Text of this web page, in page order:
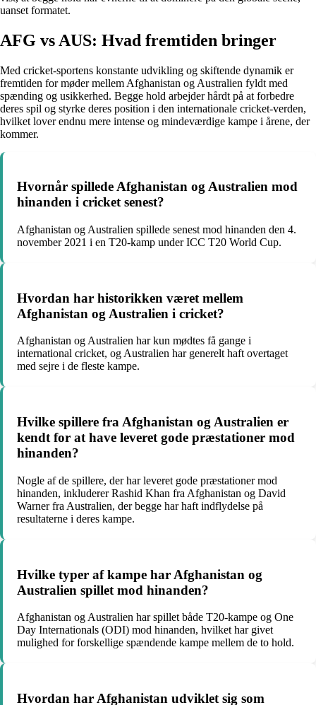
uanset formatet.
AFG vs AUS: Hvad fremtiden bringer
Med cricket-sportens konstante udvikling og skiftende dynamik er
fremtiden for møder mellem Afghanistan og Australien fyldt med
spænding og usikkerhed. Begge hold arbejder hårdt på at forbedre
deres spil og styrke deres position i den internationale cricket-verden,
hvilket lover endnu mere intense og mindeværdige kampe i årene, der
kommer.
Hvornår spillede Afghanistan og Australien mod
hinanden i cricket senest?
Afghanistan og Australien spillede senest mod hinanden den 4.
november 2021 i en T20-kamp under ICC T20 World Cup.
Hvordan har historikken været mellem
Afghanistan og Australien i cricket?
Afghanistan og Australien har kun mødtes få gange i
international cricket, og Australien har generelt haft overtaget
med sejre i de fleste kampe.
Hvilke spillere fra Afghanistan og Australien er
kendt for at have leveret gode præstationer mod
hinanden?
Nogle af de spillere, der har leveret gode præstationer mod
hinanden, inkluderer Rashid Khan fra Afghanistan og David
Warner fra Australien, der begge har haft indflydelse på
resultaterne i deres kampe.
Hvilke typer af kampe har Afghanistan og
Australien spillet mod hinanden?
Afghanistan og Australien har spillet både T20-kampe og One
Day Internationals (ODI) mod hinanden, hvilket har givet
mulighed for forskellige spændende kampe mellem de to hold.
Hvordan har Afghanistan udviklet sig som